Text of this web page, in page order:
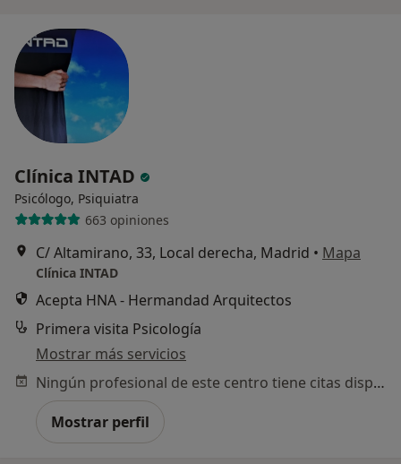
Clínica INTAD
Psicólogo, Psiquiatra
663 opiniones
C/ Altamirano, 33, Local derecha, Madrid • Mapa
Clínica INTAD
Acepta HNA - Hermandad Arquitectos
Primera visita Psicología
Mostrar más servicios
Ningún profesional de este centro tiene citas disponibles
Mostrar perfil